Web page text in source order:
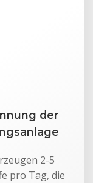
der
2-5
pro Tag, die